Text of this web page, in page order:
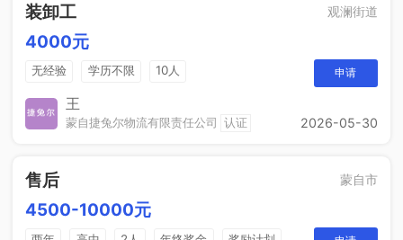
装卸工 观澜街道
4000元
无经验 学历不限 10人 申请
王
蒙自捷兔尔物流有限责任公司 认证 2026-05-30
售后 蒙自市
4500-10000元